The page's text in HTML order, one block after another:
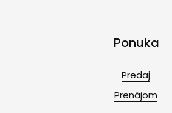
Ponuka
Predaj
Prenájom